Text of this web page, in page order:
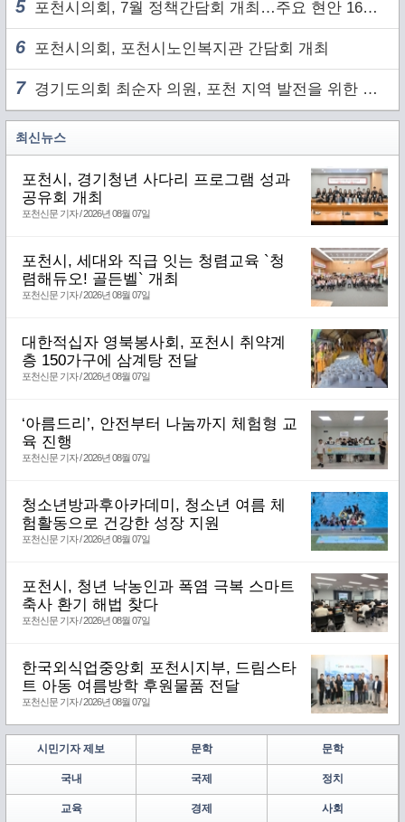
5 포천시의회, 7월 정책간담회 개최…주요 현안 16건 점검
6 포천시의회, 포천시노인복지관 간담회 개최
7경기도의회 최순자 의원, 포천 지역 발전을 위한 정담회 개최
최신뉴스
포천시, 경기청년 사다리 프로그램 성과
공유회 개최
포천신문 기자 / 2026년 08월 07일
포천시, 세대와 직급 잇는 청렴교육 `청
렴해듀오! 골든벨` 개최
포천신문 기자 / 2026년 08월 07일
대한적십자 영북봉사회, 포천시 취약계
층 150가구에 삼계탕 전달
포천신문 기자 / 2026년 08월 07일
‘아름드리’, 안전부터 나눔까지 체험형 교
육 진행
포천신문 기자 / 2026년 08월 07일
청소년방과후아카데미, 청소년 여름 체
험활동으로 건강한 성장 지원
포천신문 기자 / 2026년 08월 07일
포천시, 청년 낙농인과 폭염 극복 스마트
축사 환기 해법 찾다
포천신문 기자 / 2026년 08월 07일
한국외식업중앙회 포천시지부, 드림스타
트 아동 여름방학 후원물품 전달
포천신문 기자 / 2026년 08월 07일
시민기자 제보 문학 문학
국내 국제 정치
교육 경제 사회